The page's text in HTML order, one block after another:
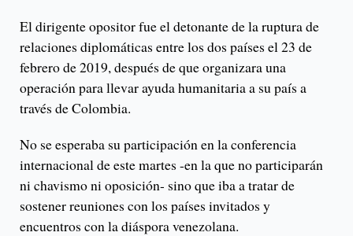
El dirigente opositor fue el detonante de la ruptura de
relaciones diplomáticas entre los dos países el 23 de
febrero de 2019, después de que organizara una
operación para llevar ayuda humanitaria a su país a
través de Colombia.
No se esperaba su participación en la conferencia
internacional de este martes -en la que no participarán
ni chavismo ni oposición- sino que iba a tratar de
sostener reuniones con los países invitados y
encuentros con la diáspora venezolana.